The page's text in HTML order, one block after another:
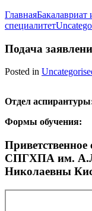
ГлавнаяБакалавриат
специалитет
Подача
Posted in
Отдел
Формы обучения:
Приветственное
СПГХПА им.
Николаевны